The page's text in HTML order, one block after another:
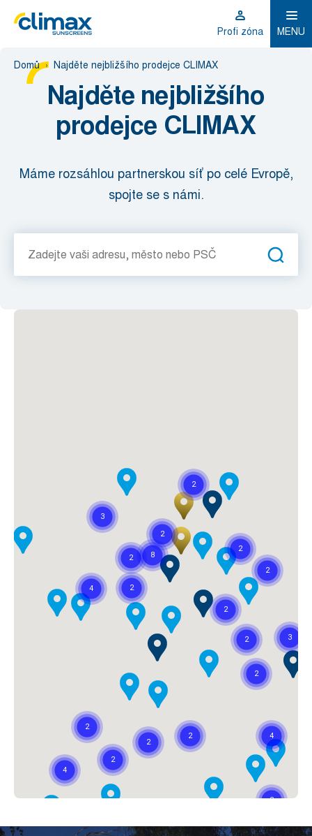
Profi zóna MENU
Domů Najděte nejbližšího prodejce CLIMAX
Najděte nejbližšího
prodejce CLIMAX
Máme rozsáhlou partnerskou síť po celé Evropě,
spojte se s námi.